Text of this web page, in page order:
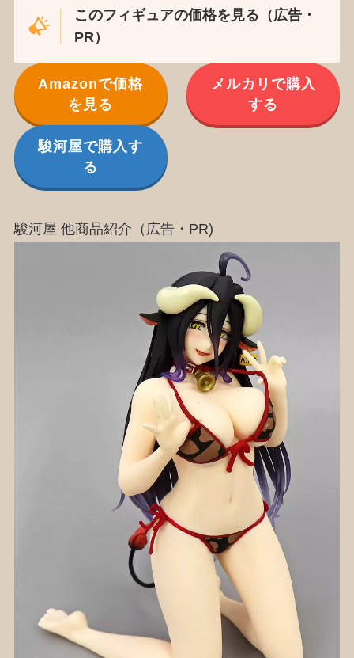
このフィギュアの価格を見る（広告・
PR）
Amazonで価格
を見る
メルカリで購入
する
駿河屋で購入す
る
駿河屋 他商品紹介（広告・PR)